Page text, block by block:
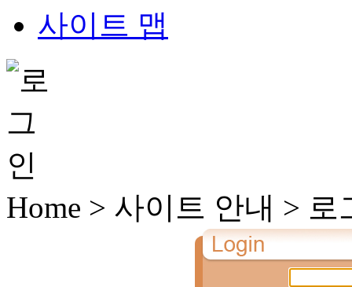
사이트 맵
Home > 사이트 안내 > 로